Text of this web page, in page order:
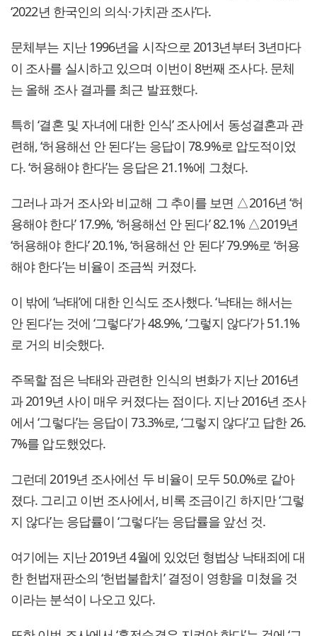
‘2022년 한국인의 의식·가치관 조사’다.
문체부는 지난 1996년을 시작으로 2013년부터 3년마다
이 조사를 실시하고 있으며 이번이 8번째 조사다. 문체
는 올해 조사 결과를 최근 발표했다.
특히 ‘결혼 및 자녀에 대한 인식’ 조사에서 동성결혼과 관
련해, ‘허용해선 안 된다’는 응답이 78.9%로 압도적이었
다. ‘허용해야 한다’는 응답은 21.1%에 그쳤다.
그러나 과거 조사와 비교해 그 추이를 보면 △2016년 ‘허
용해야 한다’ 17.9%, ‘허용해선 안 된다’ 82.1% △2019년
‘허용해야 한다’ 20.1%, ‘허용해선 안 된다’ 79.9%로 ‘허용
해야 한다’는 비율이 조금씩 커졌다.
이 밖에 ‘낙태’에 대한 인식도 조사했다. ‘낙태는 해서는
안 된다’는 것에 ‘그렇다’가 48.9%, ‘그렇지 않다’가 51.1%
로 거의 비슷했다.
주목할 점은 낙태와 관련한 인식의 변화가 지난 2016년
과 2019년 사이 매우 커졌다는 점이다. 지난 2016년 조사
에서 ‘그렇다’는 응답이 73.3%로, ‘그렇지 않다’고 답한 26.
7%를 압도했었다.
그런데 2019년 조사에선 두 비율이 모두 50.0%로 같아
졌다. 그리고 이번 조사에서, 비록 조금이긴 하지만 ‘그렇
지 않다’는 응답률이 ‘그렇다’는 응답률을 앞선 것.
여기에는 지난 2019년 4월에 있었던 형법상 낙태죄에 대
한 헌법재판소의 ‘헌법불합치’ 결정이 영향을 미쳤을 것
이라는 분석이 나오고 있다.